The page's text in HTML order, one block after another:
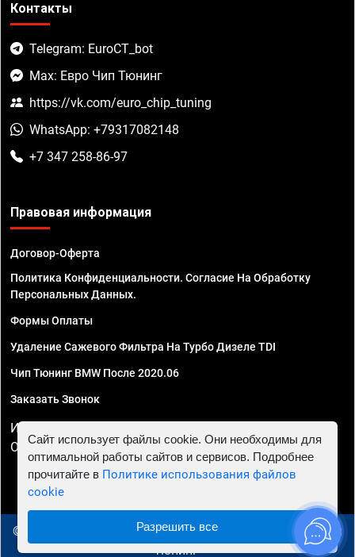
Контакты
Telegram: EuroCT_bot
Max: Евро Чип Тюнинг
https://vk.com/euro_chip_tuning
WhatsApp: +79317082148
+7 347 258-86-97
Правовая информация
Договор-Оферта
Политика Конфиденциальности. Согласие На Обработку
Персональных Данных.
Формы Оплаты
Удаление Сажевого Фильтра На Турбо Дизеле TDI
Чип Тюнинг BMW После 2020.06
Заказать Звонок
ИП Смирнов Георгий Павлович. ИНН 781302555843,
ОГРНИП 324470400032610
© 2010 - 2026 Чип тюнинг в Уфе - Автосервис "Евро Чип
Тюнинг"
Сайт использует файлы cookie. Они необходимы для
оптимальной работы сайтов и сервисов. Подробнее
прочитайте в Политике использования файлов
cookie
Разрешить все